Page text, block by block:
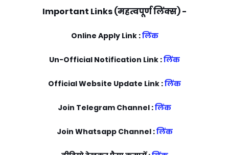
Important Links (महत्वपूर्ण लिंक्स) -
Online Apply Link :लिंक
Un-Official Notification Link :लिंक
Official Website Update Link :लिंक
Join Telegram Channel :लिंक
Join Whatsapp Channel :लिंक